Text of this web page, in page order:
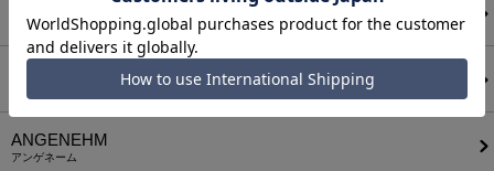
エーケーエム
ANGENEHM
アンゲネーム